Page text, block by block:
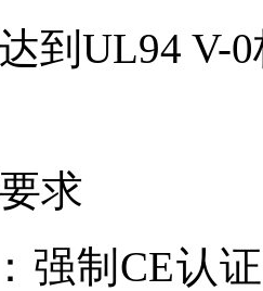
到UL94 V-
求
强制CE认